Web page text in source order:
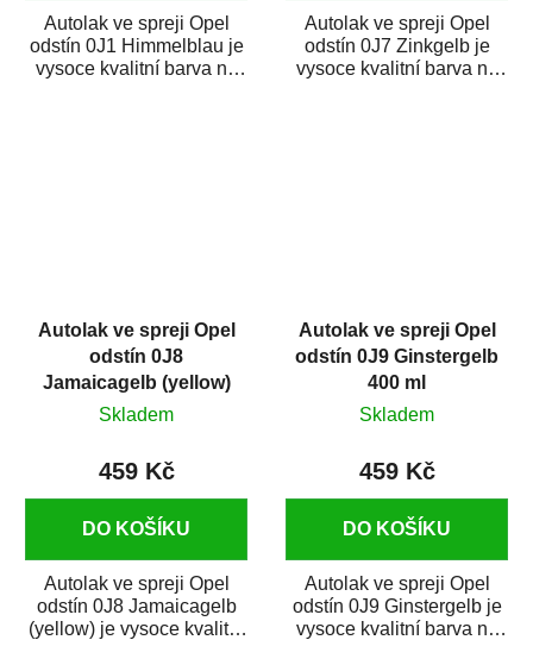
Autolak ve spreji Opel
odstín 0J1 Himmelblau je
vysoce kvalitní barva na
Autolak ve spreji Opel
odstín 0J7 Zinkgelb je
vysoce kvalitní barva na
Autolak ve spreji Opel
odstín 0J8
Jamaicagelb (yellow)
400 ml
Skladem
459 Kč
DO KOŠÍKU
Autolak ve spreji Opel
odstín 0J8 Jamaicagelb
(yellow) je vysoce kvalitní
Autolak ve spreji Opel
odstín 0J9 Ginstergelb
400 ml
Skladem
459 Kč
DO KOŠÍKU
Autolak ve spreji Opel
odstín 0J9 Ginstergelb je
vysoce kvalitní barva na